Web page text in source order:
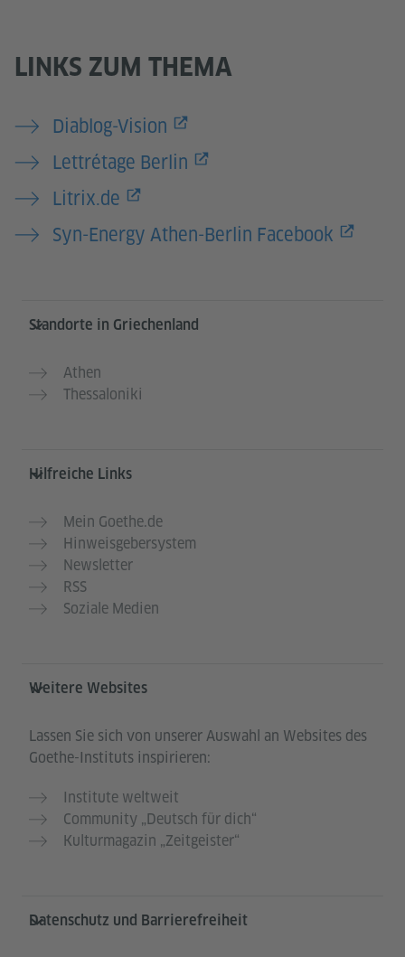
LINKS ZUM THEMA
Diablog-Vision
Lettrétage Berlin
Litrix.de
Syn-Energy Athen-Berlin Facebook
Service- und Informationsbereich
Standorte in Griechenland
Athen
Thessaloniki
Hilfreiche Links
Mein Goethe.de
Hinweisgebersystem
Newsletter
RSS
Soziale Medien
Weitere Websites
Lassen Sie sich von unserer Auswahl an Websites des
Goethe-Instituts inspirieren:
Institute weltweit
Community „Deutsch für dich“
Kulturmagazin „Zeitgeister“
Datenschutz und Barrierefreiheit